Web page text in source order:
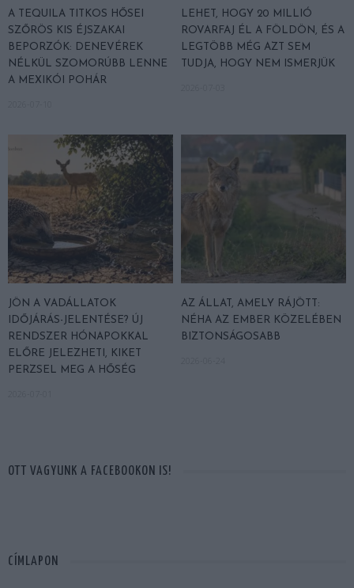
A TEQUILA TITKOS HŐSEI
SZŐRÖS KIS ÉJSZAKAI
BEPORZÓK: DENEVÉREK
NÉLKÜL SZOMORÚBB LENNE
A MEXIKÓI POHÁR
LEHET, HOGY 20 MILLIÓ
ROVARFAJ ÉL A FÖLDÖN, ÉS A
LEGTÖBB MÉG AZT SEM
TUDJA, HOGY NEM ISMERJÜK
JÖN A VADÁLLATOK
IDŐJÁRÁS-JELENTÉSE? ÚJ
RENDSZER HÓNAPOKKAL
ELŐRE JELEZHETI, KIKET
PERZSEL MEG A HŐSÉG
AZ ÁLLAT, AMELY RÁJÖTT:
NÉHA AZ EMBER KÖZELÉBEN
BIZTONSÁGOSABB
OTT VAGYUNK A FACEBOOKON IS!
CÍMLAPON